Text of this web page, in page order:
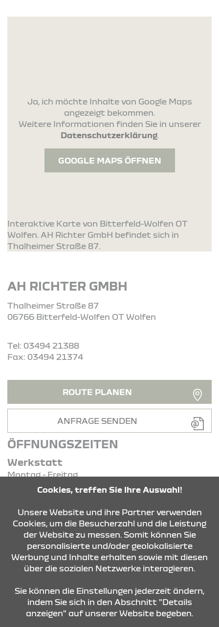
Ja, ich möchte Inhalte von Google Maps
angezeigt bekommen.
Weitere Informationen finden Sie in unserer
Datenschutzerklärung.
GOOGLE MAPS ÖFFNEN
Interaktive Karte von Bitterfeld-Wolfen OT
Wolfen. AH Richter GmbH befindet sich in
Thalheimer Straße 87.
AH RICHTER GMBH
Thalheimer Straße 87
06766 Bitterfeld-Wolfen OT Wolfen
Tel: 03494 21388
Fax: 03494 21374
ROUTE PLANEN
ANFRAGE SENDEN
ÖFFNUNGSZEITEN
Werkstatt
Montag - Freitag
07:00 Uhr - 18:00 Uhr
Verkauf
Montag - Freitag
09:00 Uhr - 18:00 Uhr
KONTAKT & ANFAHRT
ÖFFNUNGSZEITEN
Cookies, treffen Sie Ihre Auswahl!
Unsere Website und ihre Partner verwenden
Cookies, um die Besucherzahl und die Leistung
der Website zu messen. Somit können Sie
personalisierte und/oder geolokalisierte
Werbung und Inhalte erhalten sowie mit diesen
über die sozialen Netzwerke interagieren.
Sie können die Einstellungen jederzeit ändern,
indem Sie sich in den Abschnitt "Details
anzeigen" auf unserer Website begeben.